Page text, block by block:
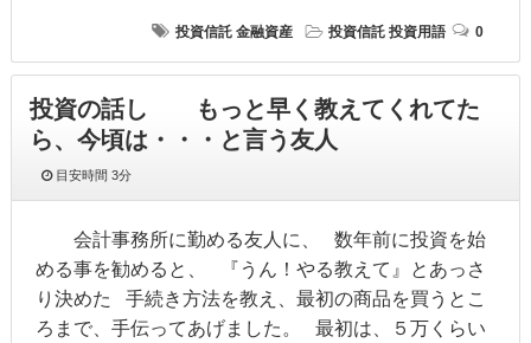
投資信託 金融資産 投資信託 投資用語 0
投資の話し もっと早く教えてくれてた
ら、今頃は・・・と言う友人
目安時間3分
会計事務所に勤める友人に、 数年前に投資を始
める事を勧めると、 『うん！やる教えて』とあっさ
り決めた 手続き方法を教え、最初の商品を買うとこ
ろまで、手伝ってあげました。 最初は、５万くらい